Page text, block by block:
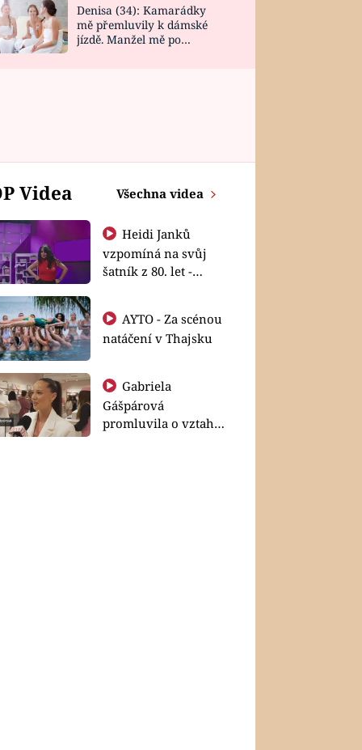
Denisa (34): Kamarádky
mě přemluvily k dámské
jízdě. Manžel mě po
Videa Všechna videa
Heidi Janků
vzpomíná na svůj
šatník z 80. let -
natáčení v Thajsku
Gabriela
Gášpárová
promluvila o vztahu